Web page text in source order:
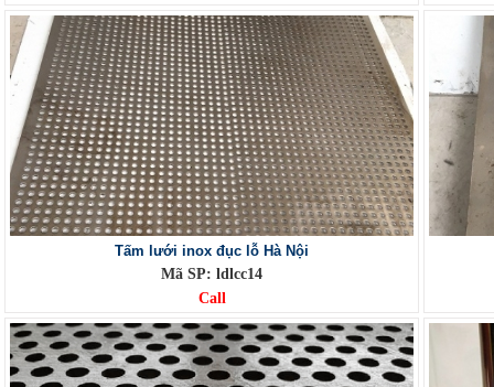
Tấm lưới inox đục lỗ Hà Nội
Mã SP: ldlcc14
Call